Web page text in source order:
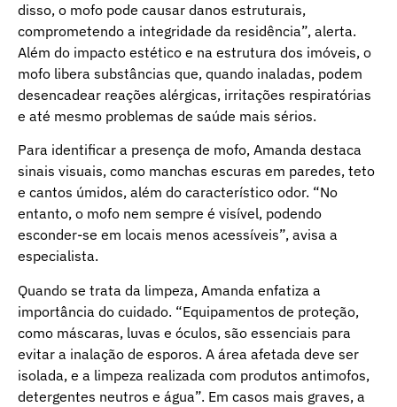
disso, o mofo pode causar danos estruturais,
comprometendo a integridade da residência”, alerta.
Além do impacto estético e na estrutura dos imóveis, o
mofo libera substâncias que, quando inaladas, podem
desencadear reações alérgicas, irritações respiratórias
e até mesmo problemas de saúde mais sérios.
Para identificar a presença de mofo, Amanda destaca
sinais visuais, como manchas escuras em paredes, teto
e cantos úmidos, além do característico odor. “No
entanto, o mofo nem sempre é visível, podendo
esconder-se em locais menos acessíveis”, avisa a
especialista.
Quando se trata da limpeza, Amanda enfatiza a
importância do cuidado. “Equipamentos de proteção,
como máscaras, luvas e óculos, são essenciais para
evitar a inalação de esporos. A área afetada deve ser
isolada, e a limpeza realizada com produtos antimofos,
detergentes neutros e água”. Em casos mais graves, a